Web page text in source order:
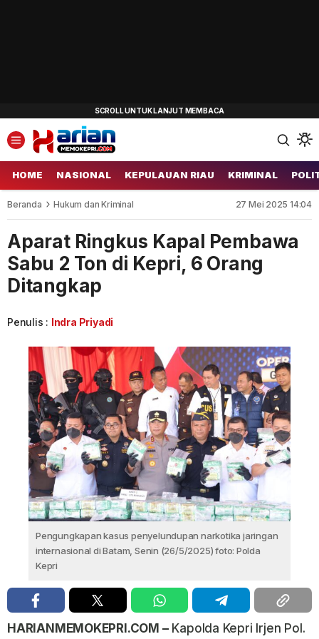
HOME NASIONAL KEPULAUAN RIAU KRIMINAL
Beranda Hukum dan Kriminal 27 Mei 2025 14:04
Aparat Ringkus Kapal Pembawa
Sabu 2 Ton di Kepri, 6 Orang
Ditangkap
Penulis : Indra Priyadi
Pengungkapan kasus penyelundupan narkotika jaringan
internasional di Batam, Senin (26/5/2025) foto: Polda
Kepri
HARIANMEMOKEPRI.COM –Kapolda Kepri Irjen Pol.